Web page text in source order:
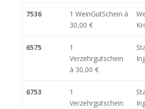
7536
1 WeinGutSchein à
30,00 €
6575
1
Verzehrgutschein
à 30,00 €
6753
1
Verzehrgutschein